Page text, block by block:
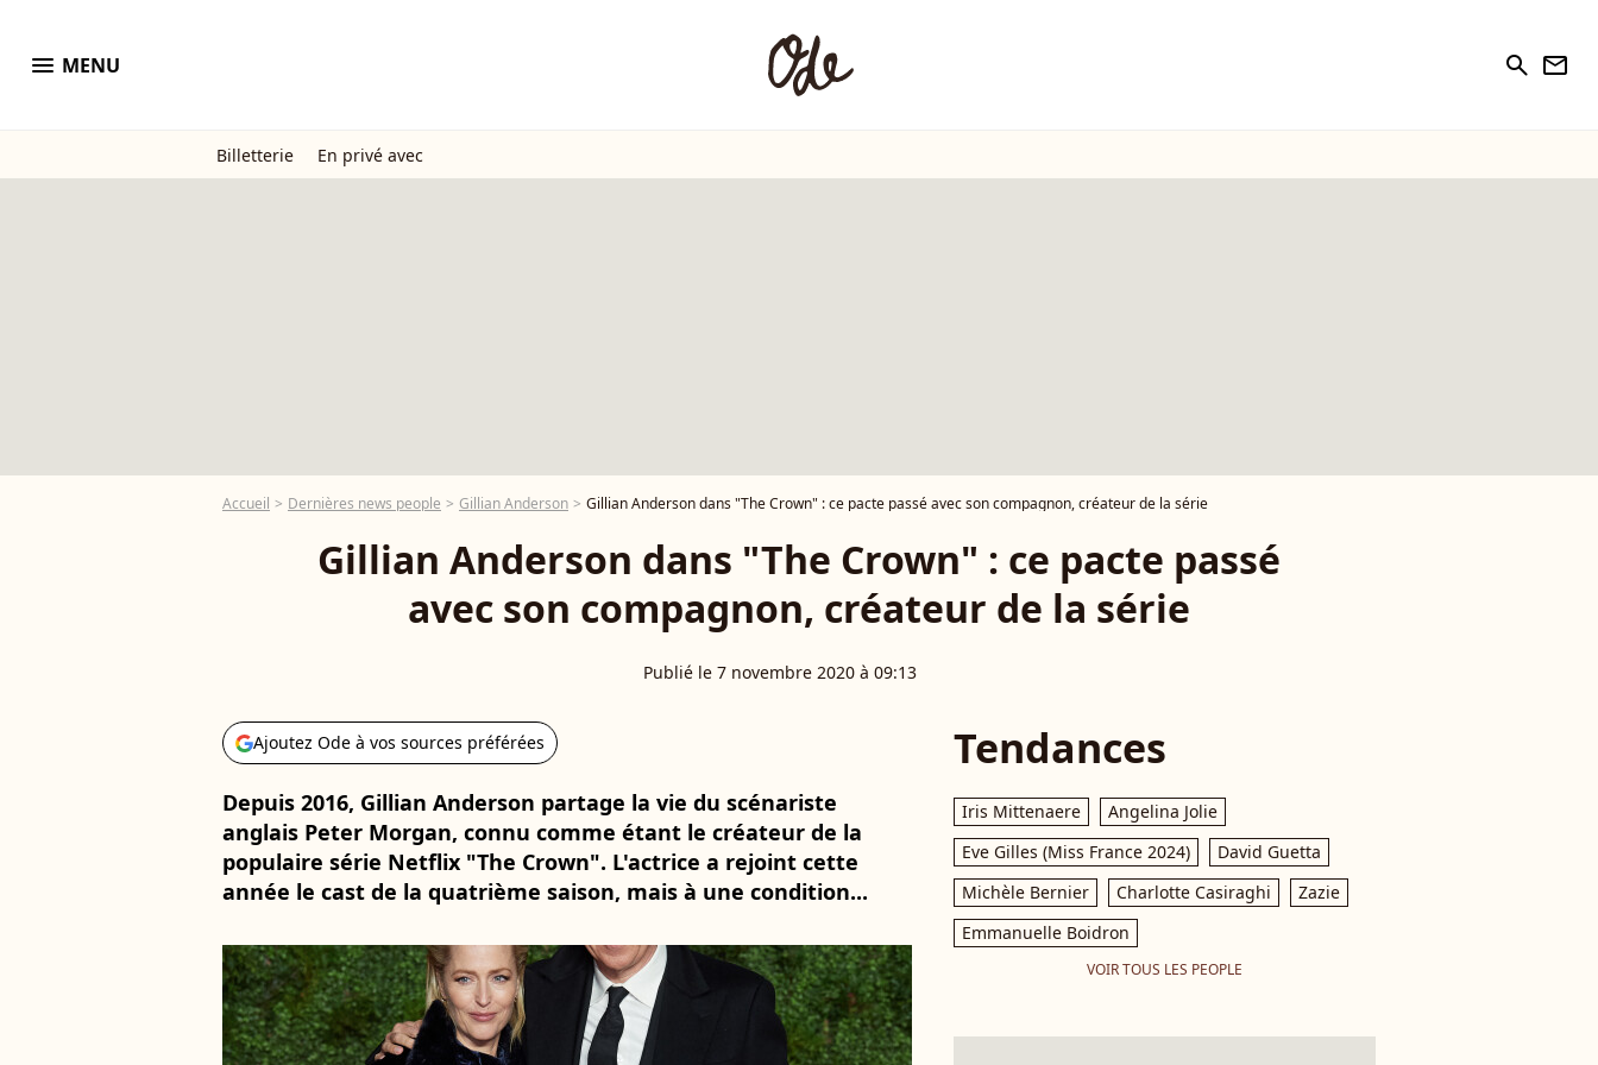
menu MENU search newsletter
Billetterie En privé avec
Accueil Dernières news people Gillian Anderson Gillian Anderson dans "The Crown" : ce pacte passé avec son compagnon, créateur de la série
Gillian Anderson dans "The Crown" : ce pacte passé
avec son compagnon, créateur de la série
Publié le 7 novembre 2020 à 09:13
Ajoutez Ode à vos sources préférées
Depuis 2016, Gillian Anderson partage la vie du scénariste
anglais Peter Morgan, connu comme étant le créateur de la
populaire série Netflix "The Crown". L'actrice a rejoint cette
année le cast de la quatrième saison, mais à une condition...
Tendances
Iris Mittenaere
Angelina Jolie
Eve Gilles (Miss France 2024)
David Guetta
Michèle Bernier
Charlotte Casiraghi
Zazie
Emmanuelle Boidron
VOIR TOUS LES PEOPLE